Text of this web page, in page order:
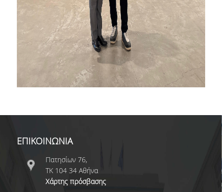
ΕΠΙΚΟΙΝΩΝΙΑ
Πατησίων 76,
ΤΚ 104 34 Αθήνα
Χάρτης πρόσβασης